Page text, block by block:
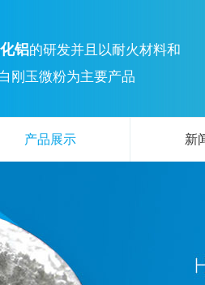
铝的研发并且以耐火材料和
刚玉微粉为主要产品
产品展示 新